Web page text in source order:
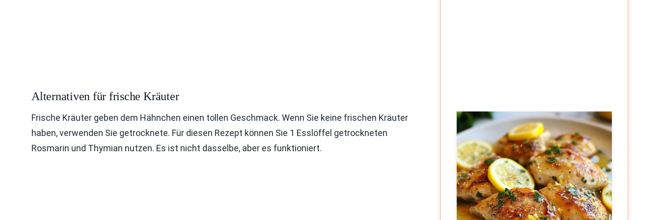
Alternativen für frische Kräuter
Frische Kräuter geben dem Hähnchen einen tollen Geschmack. Wenn Sie keine frischen Kräuter
haben, verwenden Sie getrocknete. Für diesen Rezept können Sie 1 Esslöffel getrockneten
Rosmarin und Thymian nutzen. Es ist nicht dasselbe, aber es funktioniert.